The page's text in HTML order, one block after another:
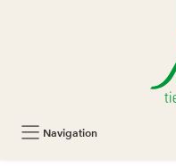
Navigation